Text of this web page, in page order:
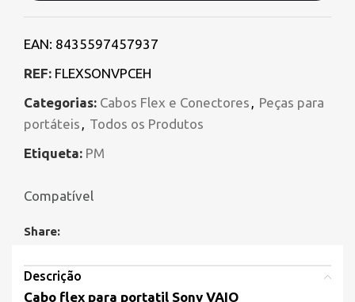
EAN: 8435597457937
REF: FLEXSONVPCEH
Categorias: Cabos Flex e Conectores , Peças para
portáteis , Todos os Produtos
Etiqueta: PM
Compatível
Share:
Descrição
Cabo flex para portatil Sony VAIO